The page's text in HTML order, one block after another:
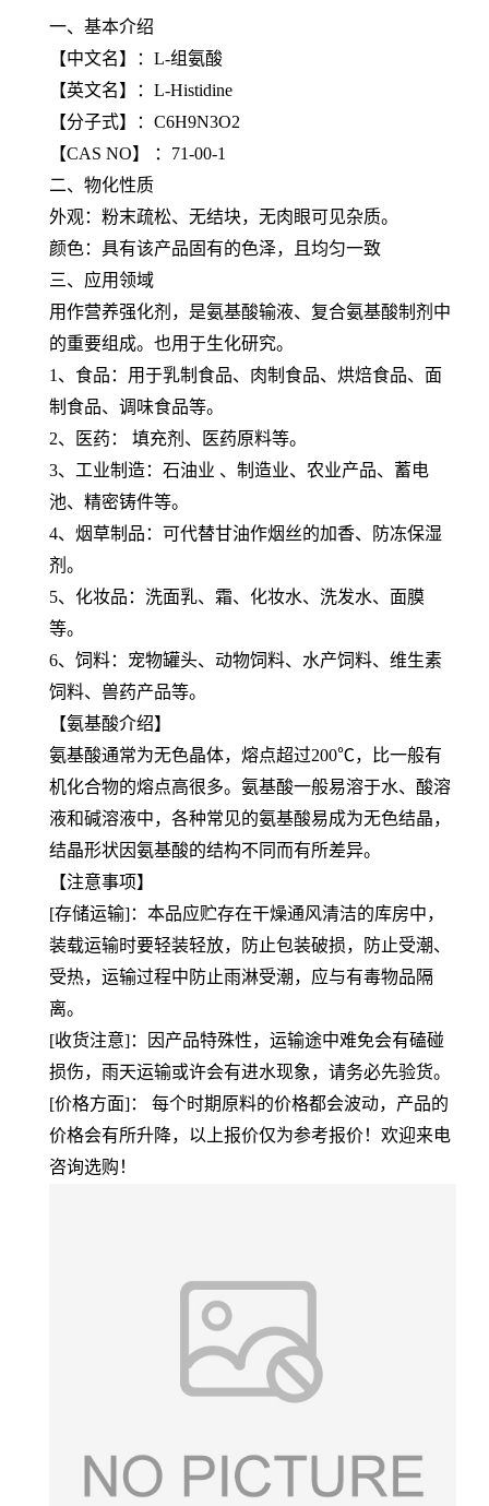
一、基本介绍
【中文名】：L-组氨酸
【英文名】：L-Histidine
【分子式】：C6H9N3O2
【CAS NO】 ：71-00-1
二、物化性质
外观：粉末疏松、无结块，无肉眼可见杂质。
颜色：具有该产品固有的色泽，且均匀一致
三、应用领域
用作营养强化剂，是氨基酸输液、复合氨基酸制剂中
的重要组成。也用于生化研究。
1、食品：用于乳制食品、肉制食品、烘焙食品、面
制食品、调味食品等。
2、医药： 填充剂、医药原料等。
3、工业制造：石油业 、制造业、农业产品、蓄电
池、精密铸件等。
4、烟草制品：可代替甘油作烟丝的加香、防冻保湿
剂。
5、化妆品：洗面乳、霜、化妆水、洗发水、面膜
等。
6、饲料：宠物罐头、动物饲料、水产饲料、维生素
饲料、兽药产品等。
【氨基酸介绍】
氨基酸通常为无色晶体，熔点超过200℃，比一般有
机化合物的熔点高很多。氨基酸一般易溶于水、酸溶
液和碱溶液中，各种常见的氨基酸易成为无色结晶，
结晶形状因氨基酸的结构不同而有所差异。
【注意事项】
[存储运输]：本品应贮存在干燥通风清洁的库房中，
装载运输时要轻装轻放，防止包装破损，防止受潮、
受热，运输过程中防止雨淋受潮，应与有毒物品隔
离。
[收货注意]：因产品特殊性，运输途中难免会有磕碰
损伤，雨天运输或许会有进水现象，请务必先验货。
[价格方面]： 每个时期原料的价格都会波动，产品的
价格会有所升降，以上报价仅为参考报价！欢迎来电
咨询选购！